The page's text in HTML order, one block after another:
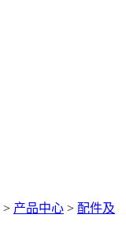
> 产品中心 > 配件及